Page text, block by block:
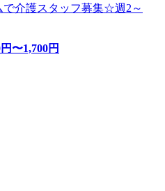
で介護スタッフ募集☆週2～
円〜1,700円